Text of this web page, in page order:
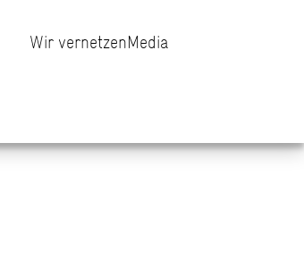
Wir vernetzenMedia